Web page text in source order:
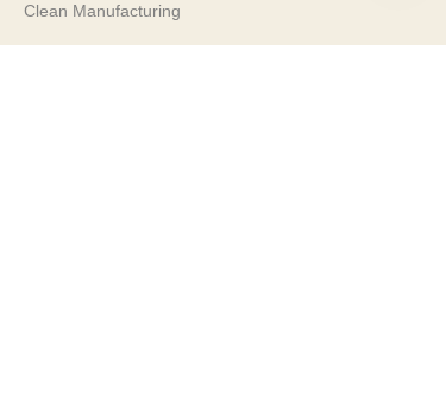
Clean Manufacturing